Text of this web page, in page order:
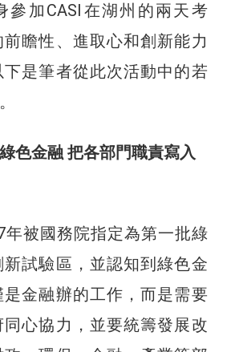
參加CASI在湖州的兩天考
瞻性、進取心和創新能力
是筆者從此次活動中的若
色金融 把各部門職責寫入
年被國務院指定為第一批綠
試驗區，並認知到綠色金
金融辦的工作，而是需要
心協力，並要統籌發展改